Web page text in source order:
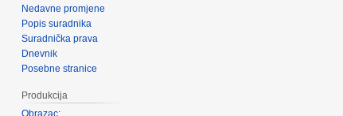
Nedavne promjene
Popis suradnika
Suradnička prava
Dnevnik
Posebne stranice
Produkcija